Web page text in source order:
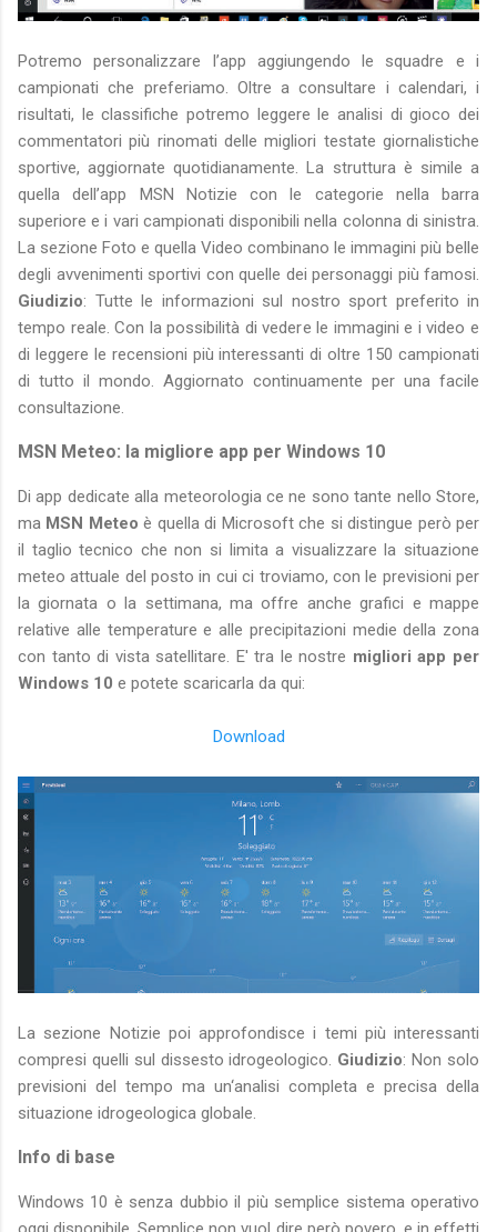
Potremo personalizzare l’app aggiungendo le squadre e i
campionati che preferiamo. Oltre a consultare i calendari, i
risultati, le classifiche potremo leggere le analisi di gioco dei
commentatori più rinomati delle migliori testate giornalistiche
sportive, aggiornate quotidianamente. La struttura è simile a
quella dell’app MSN Notizie con le categorie nella barra
superiore e i vari campionati disponibili nella colonna di sinistra.
La sezione Foto e quella Video combinano le immagini più belle
degli avvenimenti sportivi con quelle dei personaggi più famosi.
Giudizio: Tutte le informazioni sul nostro sport preferito in
tempo reale. Con la possibilità di vedere le immagini e i video e
di leggere le recensioni più interessanti di oltre 150 campionati
di tutto il mondo. Aggiornato continuamente per una facile
consultazione.
MSN Meteo: la migliore app per Windows 10
Di app dedicate alla meteorologia ce ne sono tante nello Store,
ma MSN Meteo è quella di Microsoft che si distingue però per
il taglio tecnico che non si limita a visualizzare la situazione
meteo attuale del posto in cui ci troviamo, con le previsioni per
la giornata o la settimana, ma offre anche grafici e mappe
relative alle temperature e alle precipitazioni medie della zona
con tanto di vista satellitare. E' tra le nostre migliori app per
Windows 10 e potete scaricarla da qui:
Download
La sezione Notizie poi approfondisce i temi più interessanti
compresi quelli sul dissesto idrogeologico. Giudizio: Non solo
previsioni del tempo ma un‘analisi completa e precisa della
situazione idrogeologica globale.
Info di base
Windows 10 è senza dubbio il più semplice sistema operativo